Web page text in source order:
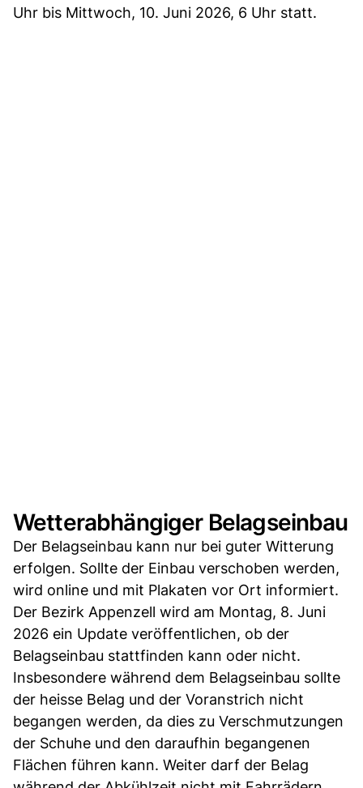
Uhr bis Mittwoch, 10. Juni 2026, 6 Uhr statt.
Wetterabhängiger Belagseinbau
Der Belagseinbau kann nur bei guter Witterung
erfolgen. Sollte der Einbau verschoben werden,
wird online und mit Plakaten vor Ort informiert.
Der Bezirk Appenzell wird am Montag, 8. Juni
2026 ein Update veröffentlichen, ob der
Belagseinbau stattfinden kann oder nicht.
Insbesondere während dem Belagseinbau sollte
der heisse Belag und der Voranstrich nicht
begangen werden, da dies zu Verschmutzungen
der Schuhe und den daraufhin begangenen
Flächen führen kann. Weiter darf der Belag